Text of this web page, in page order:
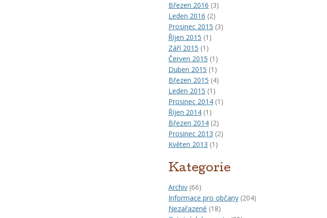
Březen 2016 (3)
Leden 2016 (2)
Prosinec 2015 (3)
Říjen 2015 (1)
Září 2015 (1)
Červen 2015 (1)
Duben 2015 (1)
Březen 2015 (4)
Leden 2015 (1)
Prosinec 2014 (1)
Říjen 2014 (1)
Březen 2014 (2)
Prosinec 2013 (2)
Květen 2013 (1)
Kategorie
Archiv (66)
Informace pro občany (204)
Nezařazené (18)